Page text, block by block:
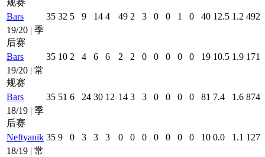
Bars
35 32 5 9 14 4 49 2 3 0 0 1 0 40 12.5 1.2 492
19/20 | 季
后赛
Bars
35 10 2 4 6 6 2 2 0 0 0 0 0 19 10.5 1.9 171
19/20 | 常
规赛
Bars
35 51 6 24 30 12 14 3 3 0 0 0 0 81 7.4 1.6 874
18/19 | 季
后赛
Neftyanik 35 9 0 3 3 3 0 0 0 0 0 0 0 10 0.0 1.1 127
18/19 | 常